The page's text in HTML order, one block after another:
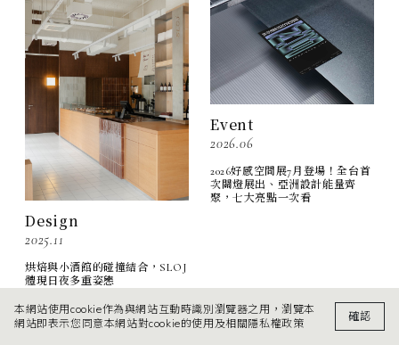
本網站使用cookie作為與網站互動時識別瀏覽器之用，瀏覽本
網站即表示您同意本網站對cookie的使用及相關隱私權政策
確認
Design
2025.11
烘焙與小酒館的碰撞結合，SLOJ
體現日夜多重姿態
Event
2026.06
2026好感空間展7月登場！全台首
次關燈展出、亞洲設計能量齊
聚，七大亮點一次看